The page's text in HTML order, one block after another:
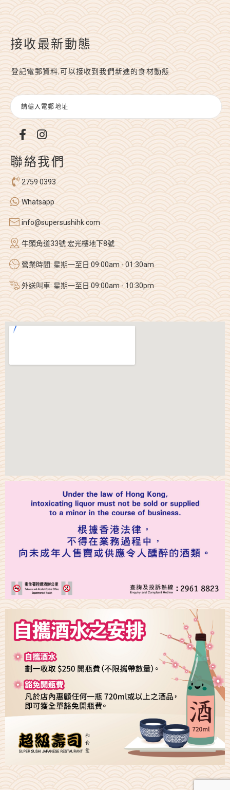
接收最新動態
登記電郵資料,可以接收到我們新進的食材動態
聯絡我們
2759 0393
Whatsapp
info@supersushihk.com
牛頭角道33號 宏光樓地下8號
營業時間: 星期一至日 09:00am - 01:30am
外送叫車: 星期一至日 09:00am - 10:30pm